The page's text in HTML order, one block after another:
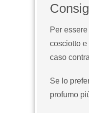
Per
cosciotto
caso
Se lo
profumo